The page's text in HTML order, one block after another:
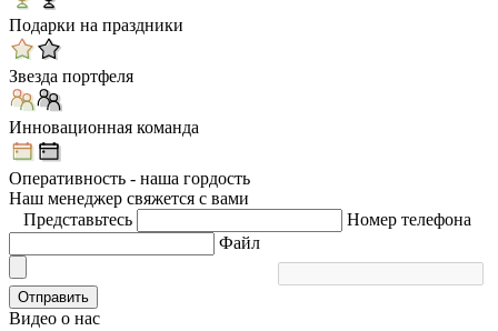
Подарки на праздники
Звезда портфеля
Инновационная команда
Оперативность - наша гордость
Наш менеджер свяжется с вами
Представьтесь
Номер телефона
Файл
Отправить
Видео о нас